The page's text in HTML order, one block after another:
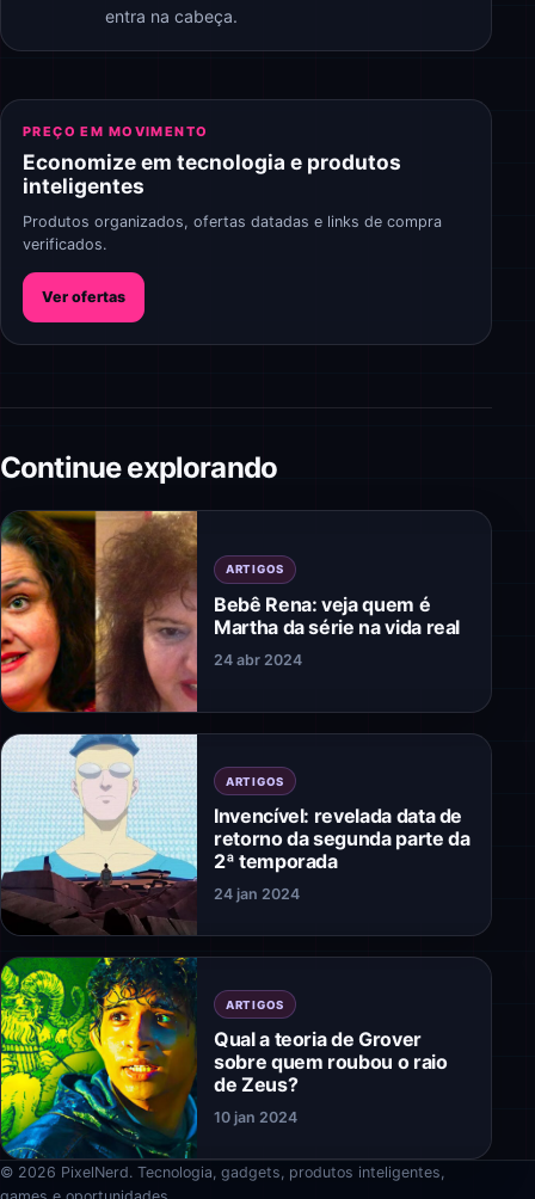
entra na cabeça.
PREÇO EM MOVIMENTO
Economize em tecnologia e produtos
inteligentes
Produtos organizados, ofertas datadas e links de compra
verificados.
Ver ofertas
Continue explorando
ARTIGOS
Bebê Rena: veja quem é
Martha da série na vida real
24 abr 2024
ARTIGOS
Invencível: revelada data de
retorno da segunda parte da
2ª temporada
24 jan 2024
ARTIGOS
Qual a teoria de Grover
sobre quem roubou o raio
de Zeus?
10 jan 2024
© 2026 PixelNerd. Tecnologia, gadgets, produtos inteligentes,